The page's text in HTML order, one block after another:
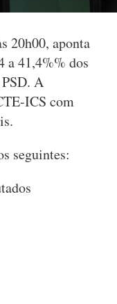
20h00, aponta
a 41,4%% dos
A
ICS com
seguintes: